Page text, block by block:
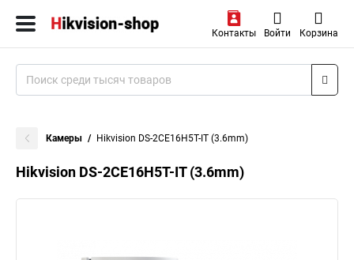
Контакты Войти Корзина
Камеры Hikvision DS-2CE16H5T-IT (3.6mm)
Hikvision DS-2CE16H5T-IT (3.6mm)